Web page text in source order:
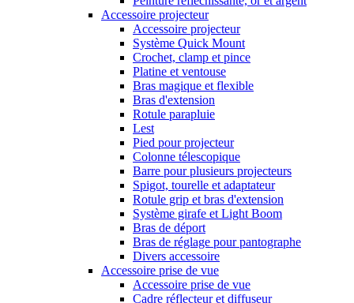
Accessoire projecteur
Accessoire projecteur
Système Quick Mount
Crochet, clamp et pince
Platine et ventouse
Bras magique et flexible
Bras d'extension
Rotule parapluie
Lest
Pied pour projecteur
Colonne télescopique
Barre pour plusieurs projecteurs
Spigot, tourelle et adaptateur
Rotule grip et bras d'extension
Système girafe et Light Boom
Bras de déport
Bras de réglage pour pantographe
Divers accessoire
Accessoire prise de vue
Accessoire prise de vue
Cadre réflecteur et diffuseur